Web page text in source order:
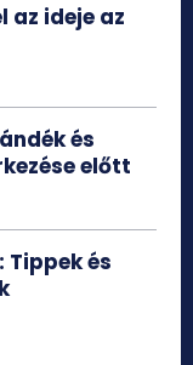
az ideje az
és
előtt
és